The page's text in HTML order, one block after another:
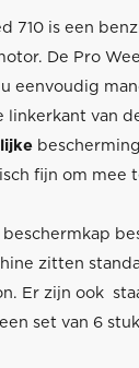
710 is een
De Pro
eenvoudig
linkerkant van
fijn om mee
zitten
Er zijn ook
set van 6